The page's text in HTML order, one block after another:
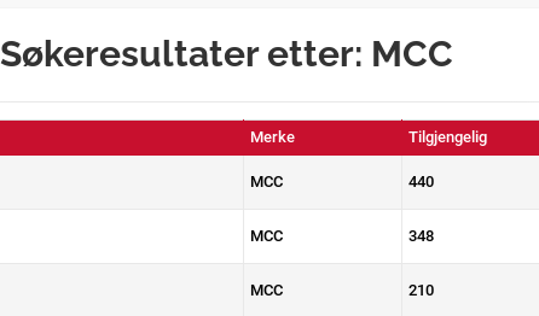
Søkeresultater etter: MCC
Merke Tilgjengelig
MCC 440
MCC 348
MCC 210